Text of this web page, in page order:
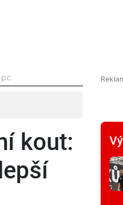
kout: